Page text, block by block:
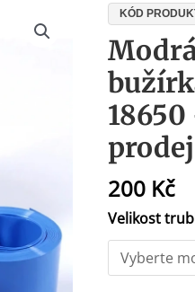
KÓD
200 Kč
Velikost
Modrá
smršťovací
PVC
bužírka
Cellpack
pro
baterie
18650
–
120/160/200
mm,
prodej
po